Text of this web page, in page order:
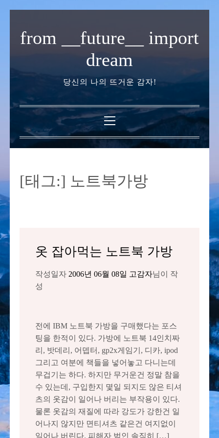
기
from __future__ import
dream
당신의 나의 뜨거운 감자!
기
본
메
뉴
[태그:] 노트북가방
옷 잡아먹는 노트북 가방
작성일자 2006년 06월 08일 고감자님이 작
성
전에 IBM 노트북 가방을 구매했다는 포스
팅을 한적이 있다. 가방에 노트북 14인치짜
리, 밧데리, 어뎁터, gp2x게임기, 디카, ipod
그리고 여분에 책들을 넣어놓고 다니는데
무겁기는 하다. 하지만 무거운건 정말 참을
수 있는데, 구입한지 몇일 되지도 않은 티셔
츠의 옷감이 일어나 버리는 부작용이 있다.
물론 옷감의 재질에 따라 강도가 강한건 일
어나지 않지만 면티셔츠 같은건 여지없이
일어나 버린다. 피해자 범인 솔직히 […]